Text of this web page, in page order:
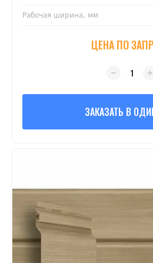
Рабочая ширина, мм
ЦЕНА ПО
ЗАКАЗАТЬ В